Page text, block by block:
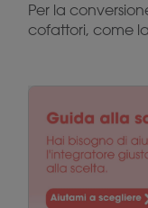
Per la
cofattori, come